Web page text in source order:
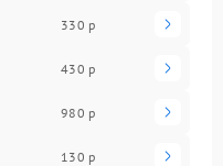
330 р
430 р
980 р
130 р